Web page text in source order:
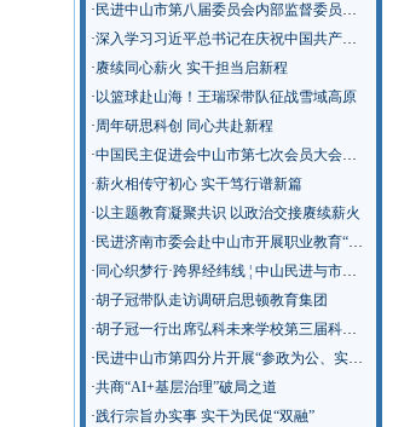
· 民进中山市第八届委员会内部监督委员会召开第一次会议
·深入学习习近平总书记在庆祝中国共产党成立105周年大会上的重要讲话精神
·赓续同心薪火 实干担当启新程
· 以篮球赴山海！王瑞琛带队征战雪域高原
·周年研思科创 同心共赴新程
·中国民主促进会中山市第七次会员大会召开
·薪火相传守初心 实干笃行谱新篇
· 以主题教育凝聚共识 以政治交接赓续薪火
· 民进济南市委会赴中山市开展职业教育“新双高”建设专题调研
· 同心织梦行·跨界经纬线 ¦ 中山民进与市教师发展中心“青春聊聊吧”活动走进南侨英才学校
·胡子冠带队走访调研启思顿教育集团
·胡子冠一行出席弘科未来学校第三届科技节
· 民进中山市第四分片开展“参政为公、实干为民”主题教育学习调研
·共商“AI+基层治理”破局之道
·践行宗旨办实事 实干为民促“双融”